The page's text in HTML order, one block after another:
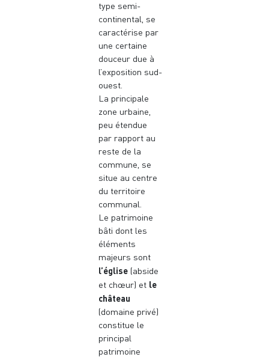
type semi-
continental, se
caractérise par
une certaine
douceur due à
l’exposition sud-
ouest.
La principale
zone urbaine,
peu étendue
par rapport au
reste de la
commune, se
situe au centre
du territoire
communal.
Le patrimoine
bâti dont les
éléments
majeurs sont
l’église (abside
et chœur) et le
château
(domaine privé)
constitue le
principal
patrimoine